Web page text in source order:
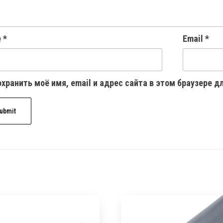
* Email *
моё имя, email и адрес сайта в этом браузере